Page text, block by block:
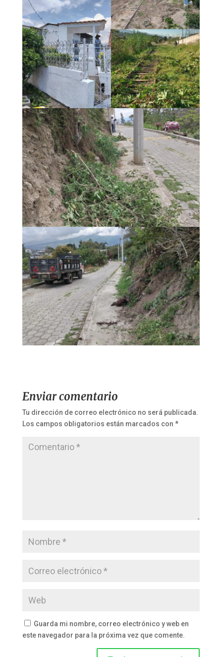
Enviar comentario
Tu dirección de correo electrónico no será publicada.
Los campos obligatorios están marcados con *
Guarda mi nombre, correo electrónico y web en
este navegador para la próxima vez que comente.